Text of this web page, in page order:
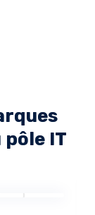
IT